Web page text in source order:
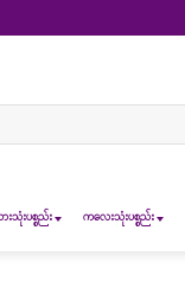
းသုံးပစ္စည်း ကလေးသုံးပစ္စည်း